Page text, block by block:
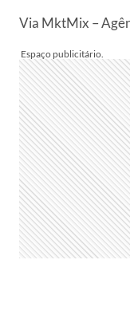
Via MktMix –